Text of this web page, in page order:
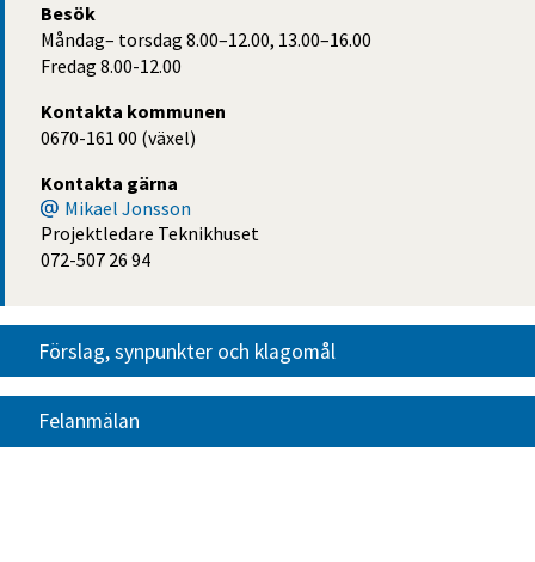
Besök
Måndag– torsdag 8.00–12.00, 13.00–16.00
Fredag 8.00-12.00
Kontakta kommunen
0670-161 00 (växel)
Kontakta gärna
Mikael Jonsson
Projektledare Teknikhuset
072-507 26 94
Förslag, synpunkter och klagomål
Felanmälan